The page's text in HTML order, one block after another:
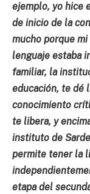
ejemplo, yo hice
de inicio de la
mucho porque
lenguaje estaba
familiar, la
educación, te dé
conocimiento
te libera, y
instituto de
permite tener la
etapa del